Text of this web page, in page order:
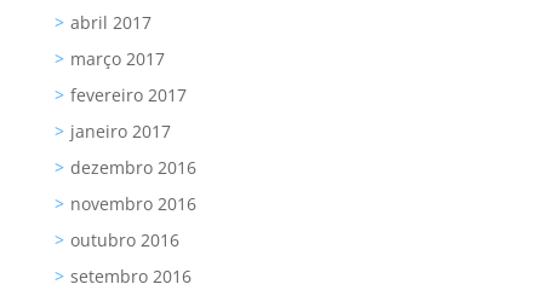
abril 2017
março 2017
fevereiro 2017
janeiro 2017
dezembro 2016
novembro 2016
outubro 2016
setembro 2016